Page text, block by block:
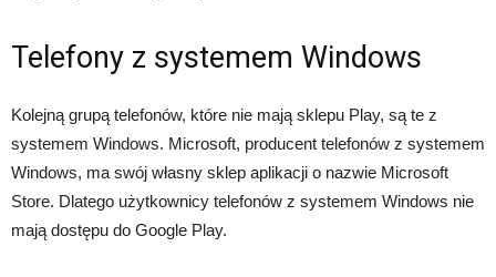
Telefony z systemem Windows
Kolejną grupą telefonów, które nie mają sklepu Play, są te z
systemem Windows. Microsoft, producent telefonów z systemem
Windows, ma swój własny sklep aplikacji o nazwie Microsoft
Store. Dlatego użytkownicy telefonów z systemem Windows nie
mają dostępu do Google Play.